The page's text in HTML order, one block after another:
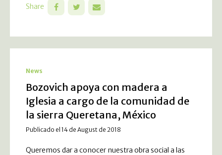
Share
News
Bozovich apoya con madera a
Iglesia a cargo de la comunidad de
la sierra Queretana, México
Publicado el 14 de August de 2018
Queremos dar a conocer nuestra obra social a las